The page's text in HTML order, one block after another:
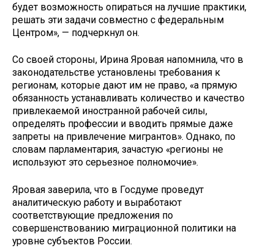
будет возможность опираться на лучшие практики,
решать эти задачи совместно с федеральным
Центром», — подчеркнул он.
Со своей стороны, Ирина Яровая напомнила, что в
законодательстве установлены требования к
регионам, которые дают им не право, «а прямую
обязанность устанавливать количество и качество
привлекаемой иностранной рабочей силы,
определять профессии и вводить прямые даже
запреты на привлечение мигрантов». Однако, по
словам парламентария, зачастую «регионы не
используют это серьезное полномочие».
Яровая заверила, что в Госдуме проведут
аналитическую работу и выработают
соответствующие предложения по
совершенствованию миграционной политики на
уровне субъектов России.